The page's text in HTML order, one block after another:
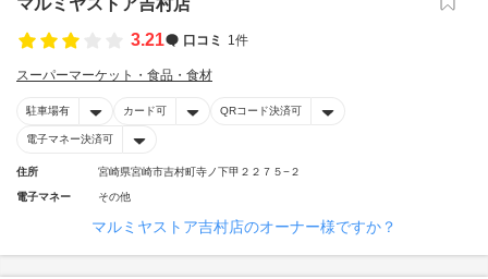
マルミヤストア吉村店
3.21
口コミ 1件
スーパーマーケット・食品・食材
駐車場有 カード可 QRコード決済可
電子マネー決済可
住所 宮崎県宮崎市吉村町寺ノ下甲２２７５−２
電子マネー その他
マルミヤストア吉村店のオーナー様ですか？